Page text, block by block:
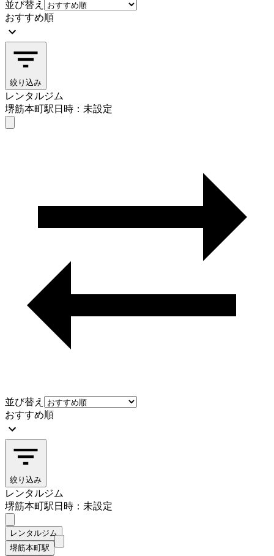
並び替え
おすすめ順
絞り込み
レンタルジム
堺筋本町駅日時：未設定
並び替え
おすすめ順
絞り込み
レンタルジム
堺筋本町駅日時：未設定
レンタルジム
堺筋本町駅